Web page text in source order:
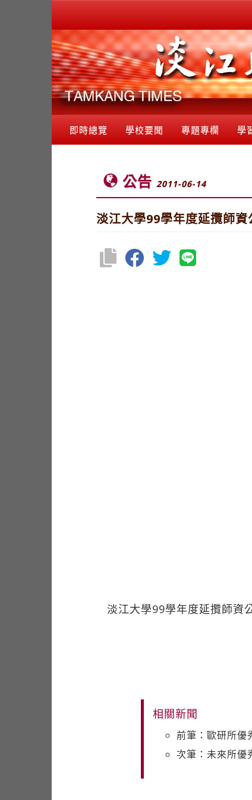
即時總覽 學校要聞 專題專欄 學
公告 2011-06-14
淡江大學99學年度延攬師資
淡江大學99學年度延攬師資
相關新聞
前筆：歐研所優
次筆：未來所優